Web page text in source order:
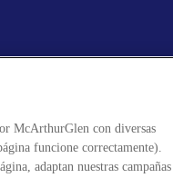
McArthurGlen con diversas
funcione correctamente).
adaptan nuestras campañas